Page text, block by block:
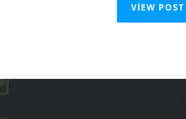
VIEW POST